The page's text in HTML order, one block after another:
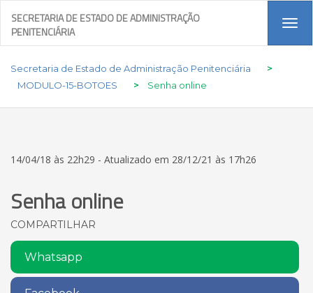
SECRETARIA DE ESTADO DE ADMINISTRAÇÃO
PENITENCIÁRIA
Secretaria de Estado de Administração Penitenciária
>
MODULO-15-BOTOES
> Senha online
14/04/18 às 22h29 - Atualizado em 28/12/21 às 17h26
Senha online
COMPARTILHAR
Whatsapp